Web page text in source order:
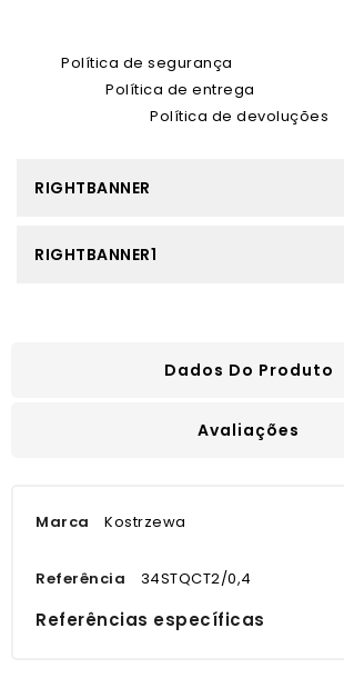
Política de segurança
Política de entrega
Política de devoluções
RIGHTBANNER
RIGHTBANNER1
Dados Do Produto
Avaliações
Marca Kostrzewa
Referência 34STQCT2/0,4
Referências específicas